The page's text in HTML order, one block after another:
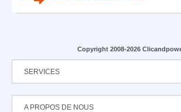
Copyright 2008-2026
SERVICES
A PROPOS DE NOUS